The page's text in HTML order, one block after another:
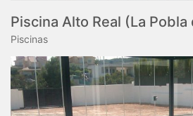
Piscina Alto Real (La Pobla
Piscinas